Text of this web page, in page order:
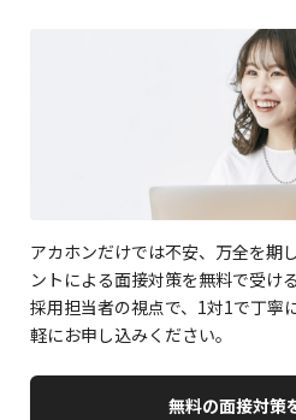
アカホンだけでは不安、万全を期
ントによる面接対策を無料で受け
採用担当者の視点で、1対1で丁寧
軽にお申し込みください。
無料の面接対策